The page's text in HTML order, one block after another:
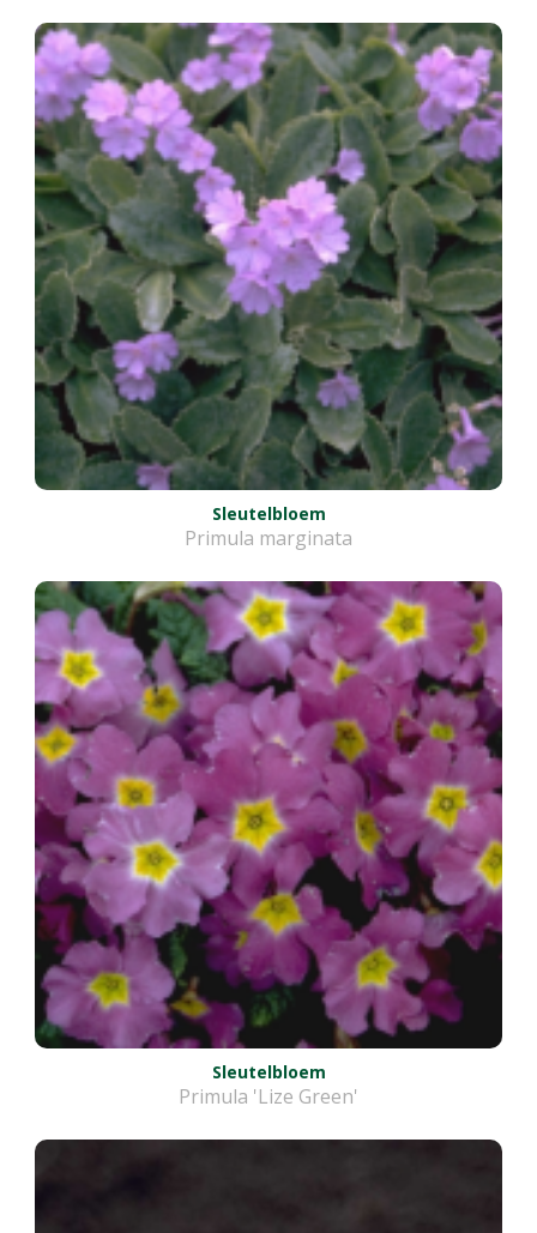
Sleutelbloem
Primula marginata
Sleutelbloem
Primula 'Lize Green'